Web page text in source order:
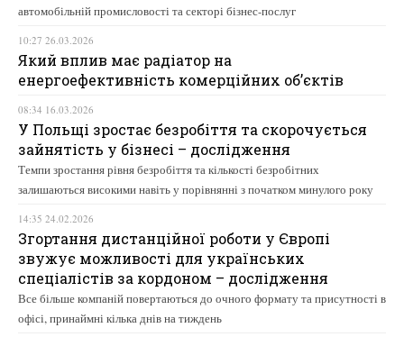
автомобільній промисловості та секторі бізнес-послуг
10:27 26.03.2026
Який вплив має радіатор на
енергоефективність комерційних об’єктів
08:34 16.03.2026
У Польщі зростає безробіття та скорочується
зайнятість у бізнесі – дослідження
Темпи зростання рівня безробіття та кількості безробітних
залишаються високими навіть у порівнянні з початком минулого року
14:35 24.02.2026
Згортання дистанційної роботи у Європі
звужує можливості для українських
спеціалістів за кордоном – дослідження
Все більше компаній повертаються до очного формату та присутності в
офісі, принаймні кілька днів на тиждень